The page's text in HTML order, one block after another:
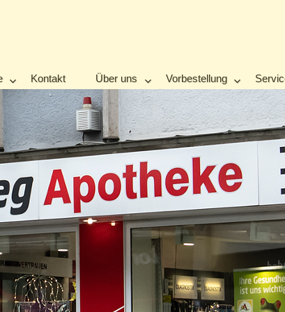
Kontakt Über uns Vorbestellung